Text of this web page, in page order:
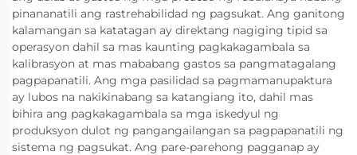
pinananatili ang rastrehabilidad ng pagsukat. Ang ganitong
kalamangan sa katatagan ay direktang nagiging tipid sa
operasyon dahil sa mas kaunting pagkakagambala sa
kalibrasyon at mas mababang gastos sa pangmatagalang
pagpapanatili. Ang mga pasilidad sa pagmamanupaktura
ay lubos na nakikinabang sa katangiang ito, dahil mas
bihira ang pagkakagambala sa mga iskedyul ng
produksyon dulot ng pangangailangan sa pagpapanatili ng
sistema ng pagsukat. Ang pare-parehong pagganap ay